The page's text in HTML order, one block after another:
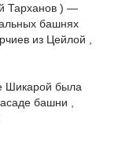
Тарханов ) —
башнях
из Цейлой ,
Шикарой была
башни ,